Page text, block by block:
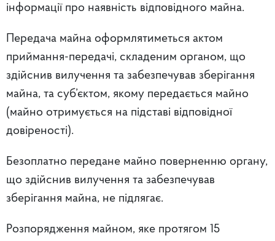
інформації про наявність відповідного майна.
Передача майна оформлятиметься актом
приймання-передачі, складеним органом, що
здійснив вилучення та забезпечував зберігання
майна, та суб’єктом, якому передається майно
(майно отримується на підставі відповідної
довіреності).
Безоплатно передане майно поверненню органу,
що здійснив вилучення та забезпечував
зберігання майна, не підлягає.
Розпорядження майном, яке протягом 15